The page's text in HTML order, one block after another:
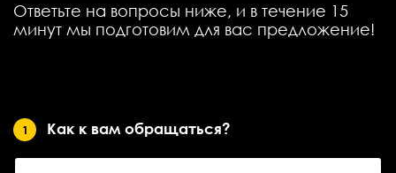
Ответьте на вопросы ниже, и в течение 15
минут мы подготовим для вас предложение!
1 Как к вам обращаться?